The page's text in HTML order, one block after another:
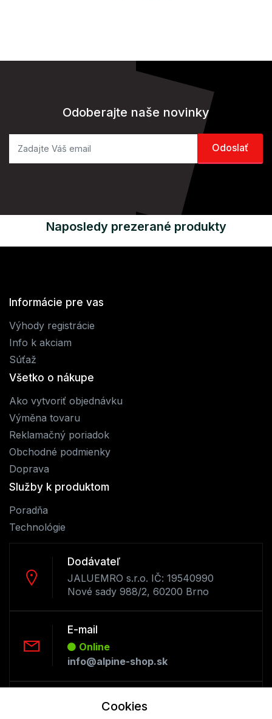
Odoberajte naše novinky
Naposledy prezerané produkty
Informácie pre vas
Výhody registrácie
Info k akciam
Súťaž
Všetko o nákupe
Ako vytvoriť objednávku
Výměna tovaru
Reklamačný poriadok
Obchodné podmienky
Doprava
Služby k produktom
Poradňa
Technológie
Dodávateľ
JALUEMRO s.r.o. IČ: 19540990
Nové sady 988/2, 60200 Brno
E-mail
Online
info@alpine-shop.sk
Telefón:Cookies